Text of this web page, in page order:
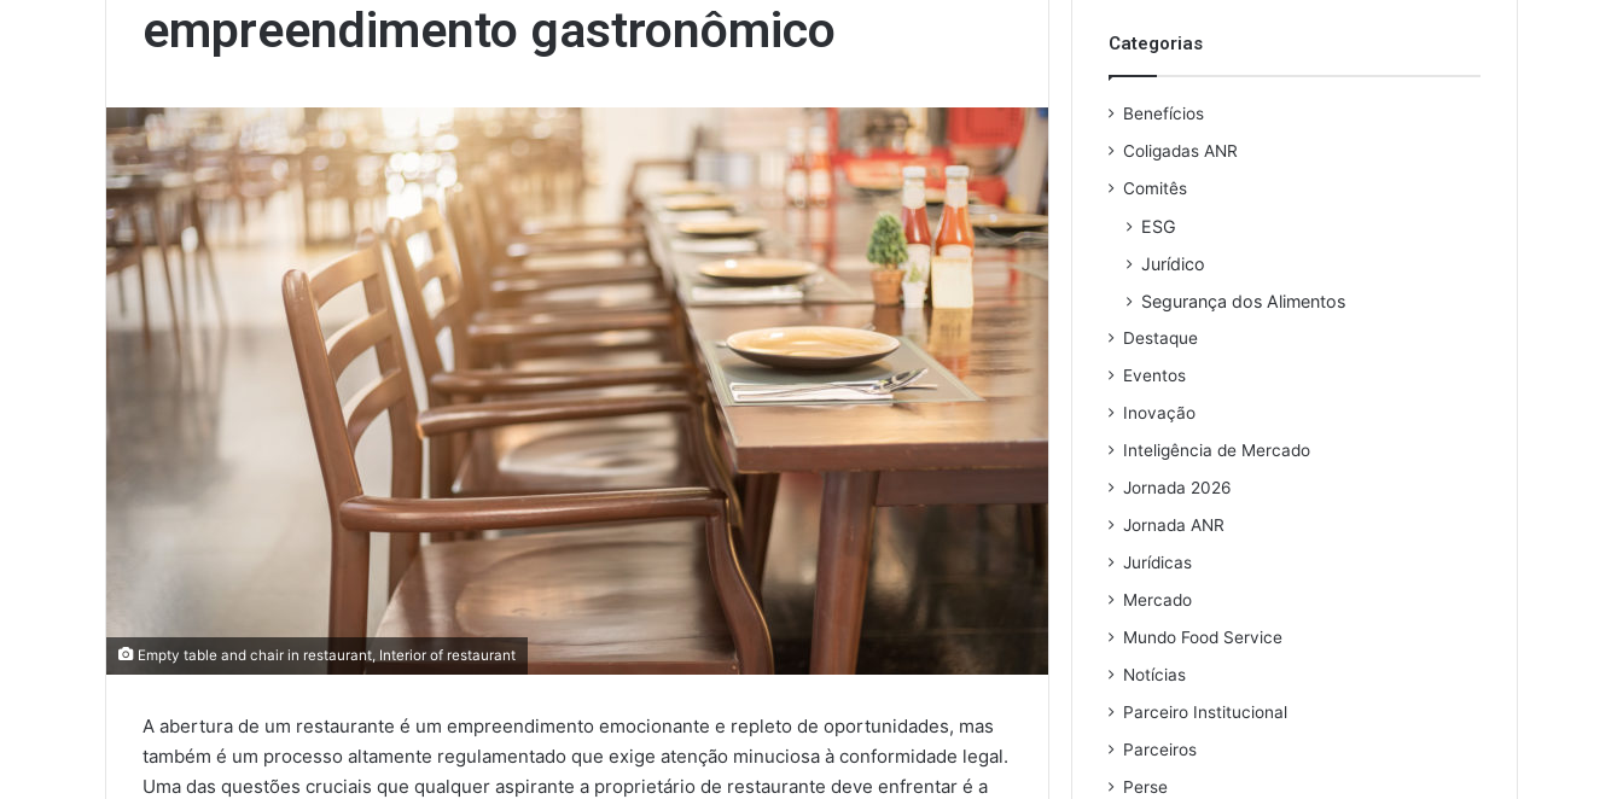
empreendimento gastronômico
Empty table and chair in restaurant, Interior of restaurant
A abertura de um restaurante é um empreendimento emocionante e repleto de oportunidades, mas
também é um processo altamente regulamentado que exige atenção minuciosa à conformidade legal.
Uma das questões cruciais que qualquer aspirante a proprietário de restaurante deve enfrentar é a
Categorias
Benefícios
Coligadas ANR
Comitês
ESG
Jurídico
Segurança dos Alimentos
Destaque
Eventos
Inovação
Inteligência de Mercado
Jornada 2026
Jornada ANR
Jurídicas
Mercado
Mundo Food Service
Notícias
Parceiro Institucional
Parceiros
Perse